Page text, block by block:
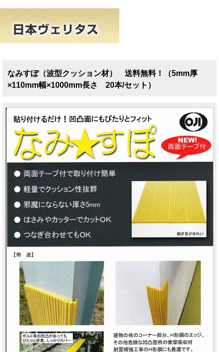
なみすぽ（波型クッション材） 送料無料！（5mm厚
×110mm幅×1000mm長さ 20本/セット）